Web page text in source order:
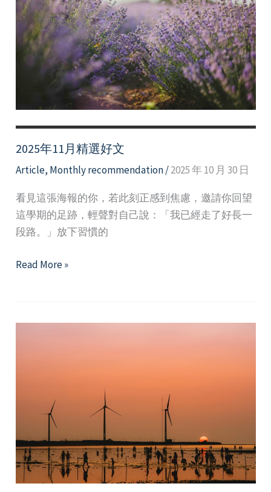
文
2025年11月精選好文
Article, Monthly recommendation/2025 年 10 月 30 日
看見這張海報的你，若此刻正感到焦慮，邀請你回望
這學期的足跡，輕聲對自己說：「我已經走了好長一
段路。」放下習慣的
2025
Read More »